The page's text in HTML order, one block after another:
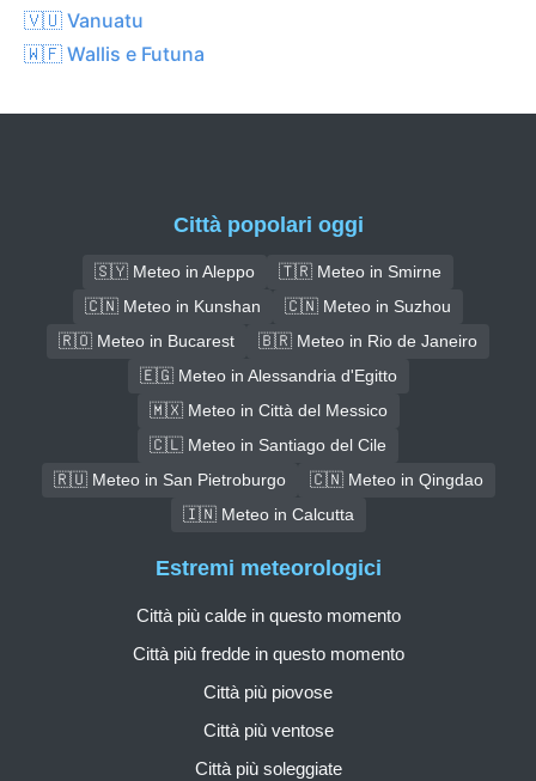
🇻🇺 Vanuatu
🇼🇫 Wallis e Futuna
Città popolari oggi
🇸🇾 Meteo in Aleppo
🇹🇷 Meteo in Smirne
🇨🇳 Meteo in Kunshan
🇨🇳 Meteo in Suzhou
🇷🇴 Meteo in Bucarest
🇧🇷 Meteo in Rio de Janeiro
🇪🇬 Meteo in Alessandria d'Egitto
🇲🇽 Meteo in Città del Messico
🇨🇱 Meteo in Santiago del Cile
🇷🇺 Meteo in San Pietroburgo
🇨🇳 Meteo in Qingdao
🇮🇳 Meteo in Calcutta
Estremi meteorologici
Città più calde in questo momento
Città più fredde in questo momento
Città più piovose
Città più ventose
Città più soleggiate